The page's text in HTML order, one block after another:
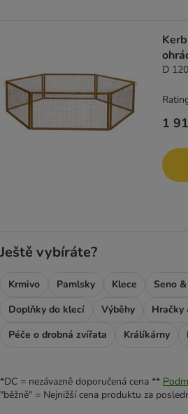
D
1
Ještě vybíráte?
Krmivo Pamlsky Klece
Seno
Doplňky do klecí
Výběhy
Hračky
Péče o drobná zvířata
Králíkárny
*DC = nezávazně doporučená cena **
"běžně" = Nejnižší cena produktu za